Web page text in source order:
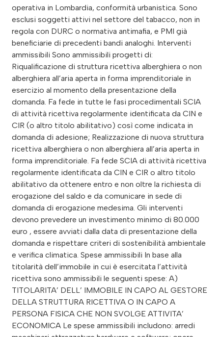
operativa in Lombardia, conformità urbanistica. Sono
esclusi soggetti attivi nel settore del tabacco, non in
regola con DURC o normativa antimafia, e PMI già
beneficiarie di precedenti bandi analoghi. Interventi
ammissibili Sono ammissibili progetti di:
Riqualificazione di struttura ricettiva alberghiera o non
alberghiera all’aria aperta in forma imprenditoriale in
esercizio al momento della presentazione della
domanda. Fa fede in tutte le fasi procedimentali SCIA
di attività ricettiva regolarmente identificata da CIN e
CIR (o altro titolo abilitativo) così come indicata in
domanda di adesione; Realizzazione di nuova struttura
ricettiva alberghiera o non alberghiera all’aria aperta in
forma imprenditoriale. Fa fede SCIA di attività ricettiva
regolarmente identificata da CIN e CIR o altro titolo
abilitativo da ottenere entro e non oltre la richiesta di
erogazione del saldo e da comunicare in sede di
domanda di erogazione medesima. Gli interventi
devono prevedere un investimento minimo di 80.000
euro , essere avviati dalla data di presentazione della
domanda e rispettare criteri di sostenibilità ambientale
e verifica climatica. Spese ammissibili In base alla
titolarità dell’immobile in cui è esercitata l’attività
ricettiva sono ammissibili le seguenti spese: A)
TITOLARITA’ DELL’ IMMOBILE IN CAPO AL GESTORE
DELLA STRUTTURA RICETTIVA O IN CAPO A
PERSONA FISICA CHE NON SVOLGE ATTIVITA’
ECONOMICA Le spese ammissibili includono: arredi